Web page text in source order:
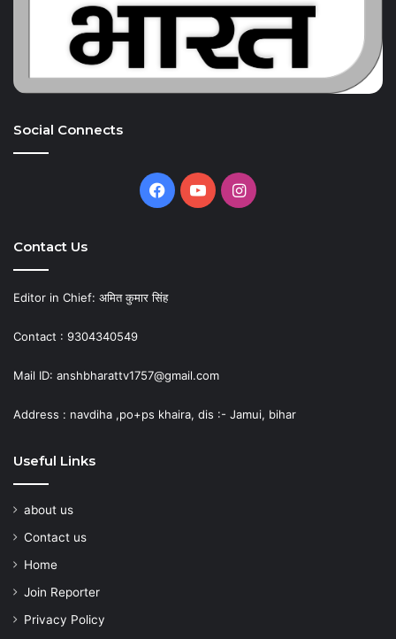
Social Connects
Facebook
YouTubeInstagram
Contact Us
Editor in Chief: अमित कुमार सिंह
Contact : 9304340549
Mail ID: anshbharattv1757@gmail.com
Address : navdiha ,po+ps khaira, dis :- Jamui, bihar
Useful Links
about us
Contact us
Home
Join Reporter
Privacy Policy